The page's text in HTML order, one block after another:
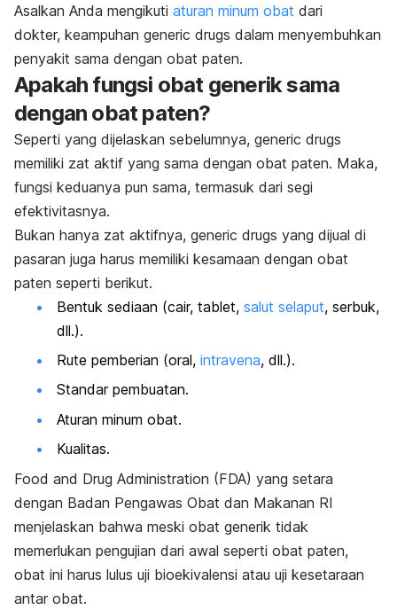
Asalkan Anda mengikuti aturan minum obat dari
dokter, keampuhan generic drugs dalam menyembuhkan
penyakit sama dengan obat paten.
Apakah fungsi obat generik sama
dengan obat paten?
Seperti yang dijelaskan sebelumnya, generic drugs
memiliki zat aktif yang sama dengan obat paten. Maka,
fungsi keduanya pun sama, termasuk dari segi
efektivitasnya.
Bukan hanya zat aktifnya, generic drugs yang dijual di
pasaran juga harus memiliki kesamaan dengan obat
paten seperti berikut.
Bentuk sediaan (cair, tablet, salut selaput, serbuk,
dll.).
Rute pemberian (oral, intravena, dll.).
Standar pembuatan.
Aturan minum obat.
Kualitas.
Food and Drug Administration (FDA) yang setara
dengan Badan Pengawas Obat dan Makanan RI
menjelaskan bahwa meski obat generik tidak
memerlukan pengujian dari awal seperti obat paten,
obat ini harus lulus uji bioekivalensi atau uji kesetaraan
antar obat.